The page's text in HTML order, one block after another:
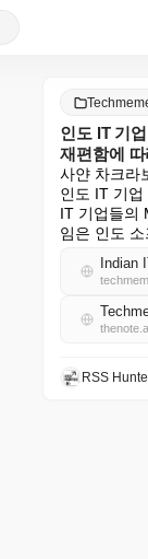
인도 IT 기
재편함에
사얀 차크라
인도 IT 기
IT 기업들의
임은 인도
RSS